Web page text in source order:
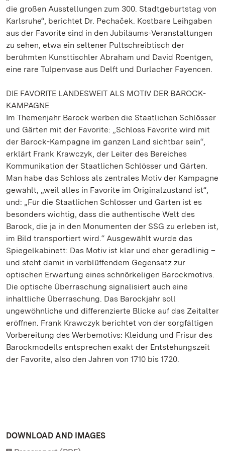
die großen Ausstellungen zum 300. Stadtgeburtstag von
Karlsruhe“, berichtet Dr. Pechaček. Kostbare Leihgaben
aus der Favorite sind in den Jubiläums-Veranstaltungen
zu sehen, etwa ein seltener Pultschreibtisch der
berühmten Kunsttischler Abraham und David Roentgen,
eine rare Tulpenvase aus Delft und Durlacher Fayencen.
DIE FAVORITE LANDESWEIT ALS MOTIV DER BAROCK-
KAMPAGNE
Im Themenjahr Barock werben die Staatlichen Schlösser
und Gärten mit der Favorite: „Schloss Favorite wird mit
der Barock-Kampagne im ganzen Land sichtbar sein“,
erklärt Frank Krawczyk, der Leiter des Bereiches
Kommunikation der Staatlichen Schlösser und Gärten.
Man habe das Schloss als zentrales Motiv der Kampagne
gewählt, „weil alles in Favorite im Originalzustand ist“,
und: „Für die Staatlichen Schlösser und Gärten ist es
besonders wichtig, dass die authentische Welt des
Barock, die ja in den Monumenten der SSG zu erleben ist,
im Bild transportiert wird.“ Ausgewählt wurde das
Spiegelkabinett: Das Motiv ist klar und eher geradlinig –
und steht damit in verblüffendem Gegensatz zur
optischen Erwartung eines schnörkeligen Barockmotivs.
Die optische Überraschung signalisiert auch eine
inhaltliche Überraschung. Das Barockjahr soll
ungewöhnliche und differenzierte Blicke auf das Zeitalter
eröffnen. Frank Krawczyk berichtet von der sorgfältigen
Vorbereitung des Werbemotivs: Kleidung und Frisur des
Barockmodells entsprechen exakt der Entstehungszeit
der Favorite, also den Jahren von 1710 bis 1720.
DOWNLOAD AND IMAGES